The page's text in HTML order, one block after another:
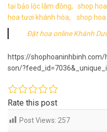
tại bảo lộc lâm đồng,
shop
hoa tươi khánh hòa,
shop
Đặt hoa online Khánh
https://
son/
Rate this post
Post Views: 257